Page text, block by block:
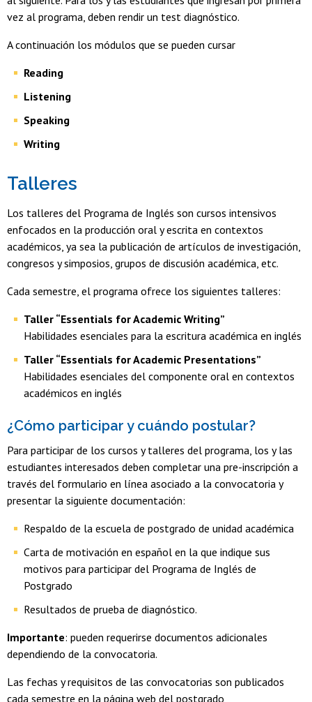
vez al programa, deben rendir un test diagnóstico.
A continuación los módulos que se pueden cursar
Reading
Listening
Speaking
Writing
Talleres
Los talleres del Programa de Inglés son cursos intensivos
enfocados en la producción oral y escrita en contextos
académicos, ya sea la publicación de artículos de investigación,
congresos y simposios, grupos de discusión académica, etc.
Cada semestre, el programa ofrece los siguientes talleres:
Taller “Essentials for Academic Writing”
Habilidades esenciales para la escritura académica en inglés
Taller “Essentials for Academic Presentations”
Habilidades esenciales del componente oral en contextos
académicos en inglés
¿Cómo participar y cuándo postular?
Para participar de los cursos y talleres del programa, los y las
estudiantes interesados deben completar una pre-inscripción a
través del formulario en línea asociado a la convocatoria y
presentar la siguiente documentación:
Respaldo de la escuela de postgrado de unidad académica
Carta de motivación en español en la que indique sus
motivos para participar del Programa de Inglés de
Postgrado
Resultados de prueba de diagnóstico.
Importante: pueden requerirse documentos adicionales
dependiendo de la convocatoria.
Las fechas y requisitos de las convocatorias son publicados
cada semestre en la página web del postgrado